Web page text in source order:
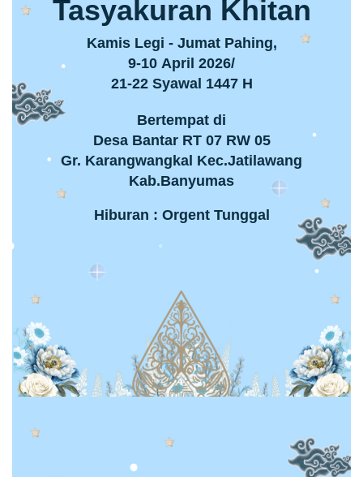
Tasyakuran Khitan
Kamis Legi - Jumat Pahing,
9-10 April 2026/
21-22 Syawal 1447 H
Bertempat di
Desa Bantar RT 07 RW 05
Gr. Karangwangkal Kec.Jatilawang
Kab.Banyumas
Hiburan : Orgent Tunggal